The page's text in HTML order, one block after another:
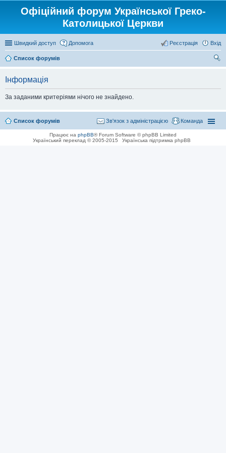
Офіційний форум Української Греко-
Католицької Церкви
Швидкий доступ Допомога Вхід
Реєстрація
Список форумів
Інформація
За заданими критеріями нічого не знайдено.
Список форумів Команда
Зв'язок з адміністрацією
Працює на phpBB® Forum Software © phpBB Limited
Український переклад © 2005-2015
Українська підтримка phpBB